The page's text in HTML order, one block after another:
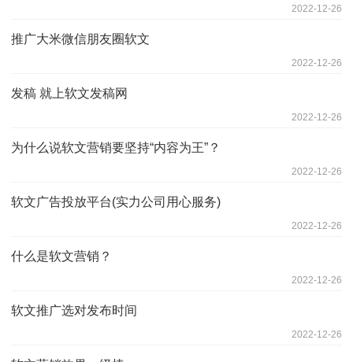
2022-12-26
推广大米微信朋友圈软文
2022-12-26
发稿 就上软文发稿网
2022-12-26
为什么说软文营销要坚持“内容为王”？
2022-12-26
软文广告投放平台(实力公司用心服务)
2022-12-26
什么是软文营销？
2022-12-26
软文推广选对发布时间
2022-12-26